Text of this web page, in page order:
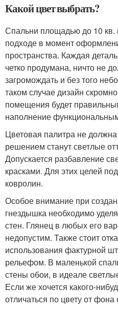
Какой цвет выбрать?
Спальни площадью до 10
подходе в момент
пространства. Каждая
четко продумана, ничто не
загромождать и без того
таком случае дизайн
помещения будет
наполнение
Цветовая палитра не
решением станут светлые
Допускается разбавление
красками. Для этих целей
ковролин.
Особое внимание при
гнездышка необходимо
стен. Глянец в любых его
недопустим. Также стоит
использования фактурной
рельефом. В маленькой
стены обои, в идеале
Если же хочется какого-
отличаться по цвету от фона